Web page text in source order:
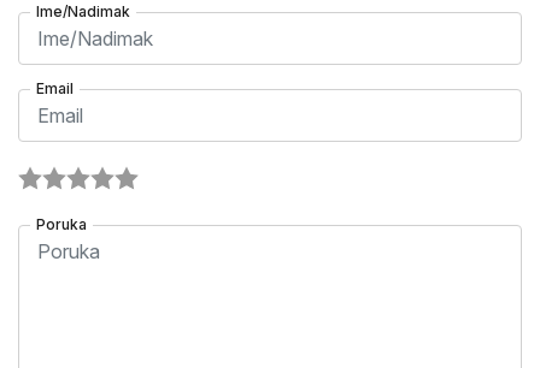
Ime/Nadimak
Email
Poruka